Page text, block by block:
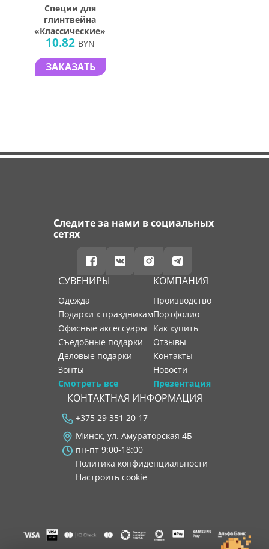
Специи для
глинтвейна
«Классические»
10.82 BYN
ЗАКАЗАТЬ
Следите за нами в социальных
сетях
СУВЕНИРЫ
Одежда
Подарки к праздникам
Офисные аксессуары
Съедобные подарки
Деловые подарки
Зонты
Смотреть все
КОМПАНИЯ
производство
портфолио
как купить
отзывы
контакты
новости
Презентация
КОНТАКТНАЯ ИНФОРМАЦИЯ
+375 29 351 20 17
Минск, ул. Амураторская 4Б
пн-пт 9:00-18:00
Политика конфиденциальности
Настроить cookie